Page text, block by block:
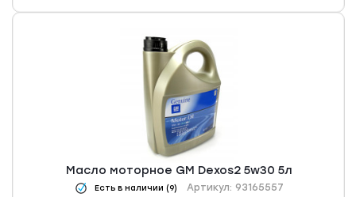
Масло моторное GM Dexos2 5w30 5л
Есть в наличии (9) Артикул: 93165557